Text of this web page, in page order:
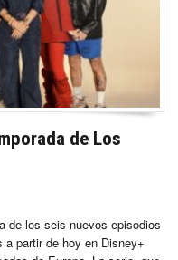
de Los
de los seis nuevos episodios
a partir de hoy en Disney+